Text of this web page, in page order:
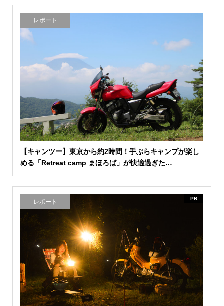
レポート
【キャンツー】東京から約2時間！手ぶらキャンプが楽し
める「Retreat camp まほろば」が快適過ぎた…
レポート PR